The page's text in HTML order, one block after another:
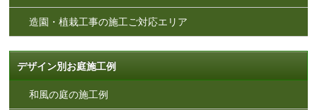
造園・植栽工事の施工ご対応エリア
デザイン別お庭施工例
和風の庭の施工例